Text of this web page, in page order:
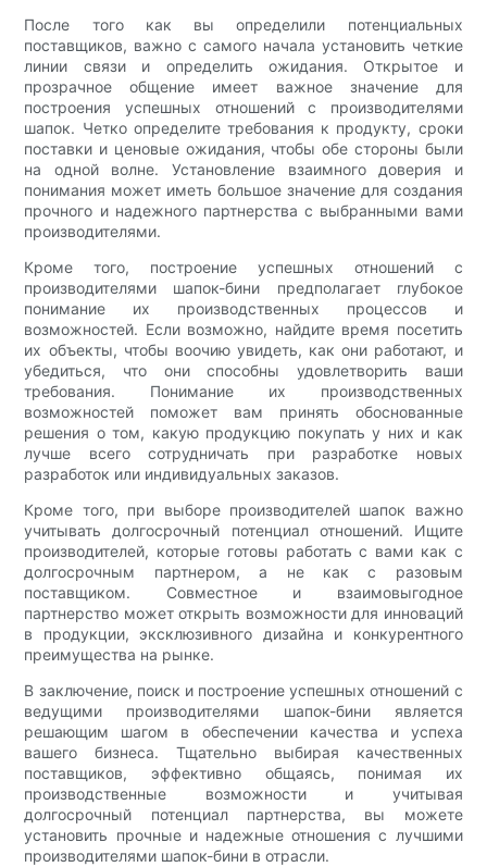
После того как вы определили потенциальных
поставщиков, важно с самого начала установить четкие
линии связи и определить ожидания. Открытое и
прозрачное общение имеет важное значение для
построения успешных отношений с производителями
шапок. Четко определите требования к продукту, сроки
поставки и ценовые ожидания, чтобы обе стороны были
на одной волне. Установление взаимного доверия и
понимания может иметь большое значение для создания
прочного и надежного партнерства с выбранными вами
производителями.
Кроме того, построение успешных отношений с
производителями шапок-бини предполагает глубокое
понимание их производственных процессов и
возможностей. Если возможно, найдите время посетить
их объекты, чтобы воочию увидеть, как они работают, и
убедиться, что они способны удовлетворить ваши
требования. Понимание их производственных
возможностей поможет вам принять обоснованные
решения о том, какую продукцию покупать у них и как
лучше всего сотрудничать при разработке новых
разработок или индивидуальных заказов.
Кроме того, при выборе производителей шапок важно
учитывать долгосрочный потенциал отношений. Ищите
производителей, которые готовы работать с вами как с
долгосрочным партнером, а не как с разовым
поставщиком. Совместное и взаимовыгодное
партнерство может открыть возможности для инноваций
в продукции, эксклюзивного дизайна и конкурентного
преимущества на рынке.
В заключение, поиск и построение успешных отношений с
ведущими производителями шапок-бини является
решающим шагом в обеспечении качества и успеха
вашего бизнеса. Тщательно выбирая качественных
поставщиков, эффективно общаясь, понимая их
производственные возможности и учитывая
долгосрочный потенциал партнерства, вы можете
установить прочные и надежные отношения с лучшими
производителями шапок-бини в отрасли.